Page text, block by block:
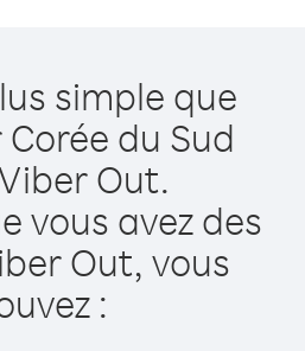
simple que
du Sud
Out.
vous avez des
Out, vous
: